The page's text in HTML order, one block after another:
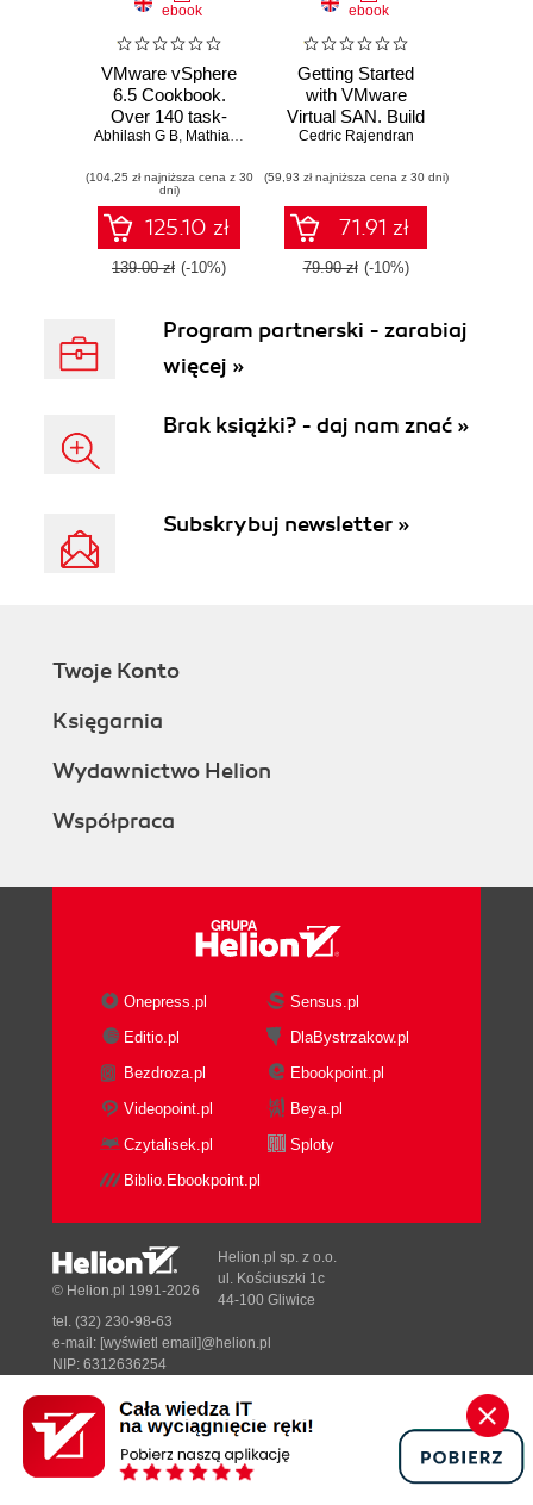
ebook
VMware vSphere
6.5 Cookbook.
Over 140 task-
oriented recipes to
manage, and
orchestrate various
VMware vSphere
6.5 components -
Third Edition
Abhilash G B, Mathias Meyenburg ,Cedric Rajendran
(104,25 zł najniższa cena z 30
dni)
125.10 zł
139.00 zł (-10%)
ebook
Getting Started
with VMware
Virtual SAN. Build
optimal, high-
resilient software-
defined storage on
VSAN for your
vSphere
infrastructure
Cedric Rajendran
(59,93 zł najniższa cena z 30 dni)
71.91 zł
79.90 zł (-10%)
Program partnerski - zarabiaj
więcej »
Brak książki? - daj nam znać »
Subskrybuj newsletter »
Twoje Konto
Księgarnia
Wydawnictwo Helion
Współpraca
Onepress.pl
Sensus.pl
Editio.pl
DlaBystrzakow.pl
Bezdroza.pl
Ebookpoint.pl
Videopoint.pl
Beya.pl
Czytalisek.pl
Sploty
Biblio.Ebookpoint.pl
Designed with ♥ byTonik.pl
© Helion.pl 1991-2026
Helion.pl sp. z o.o.
ul. Kościuszki 1c
44-100 Gliwice
tel. (32) 230-98-63
e-mail: [wyświetl email]@helion.pl
NIP: 6312636254
Pełna wersja strony »